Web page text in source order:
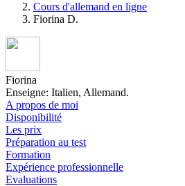
Cours d'allemand en ligne
Fiorina D.
Fiorina
Enseigne: Italien, Allemand.
A propos de moi
Disponibilité
Les prix
Préparation au test
Formation
Expérience professionnelle
Evaluations